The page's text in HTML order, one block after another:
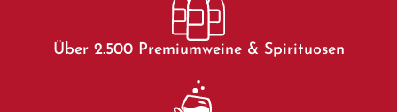
Über 2.500 Premiumweine & Spirituosen